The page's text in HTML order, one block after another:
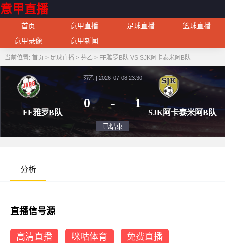
意甲直播
首页 意甲直播 足球直播
篮球直播
意甲录像
意甲新闻
当前位置: 首页 > 足球直播> 芬乙 > FF雅罗B队 VS SJK阿卡泰米阿B队
FF雅罗B队
芬乙 | 2026-07-08 23:30
0
SJK阿卡
分析
直播信号源
高清直播 咪咕体育
免费直播